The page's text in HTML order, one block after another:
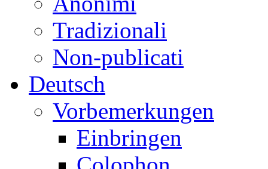
Tradizionali
Non-publicati
Deutsch
Vorbemerkungen
Einbringen